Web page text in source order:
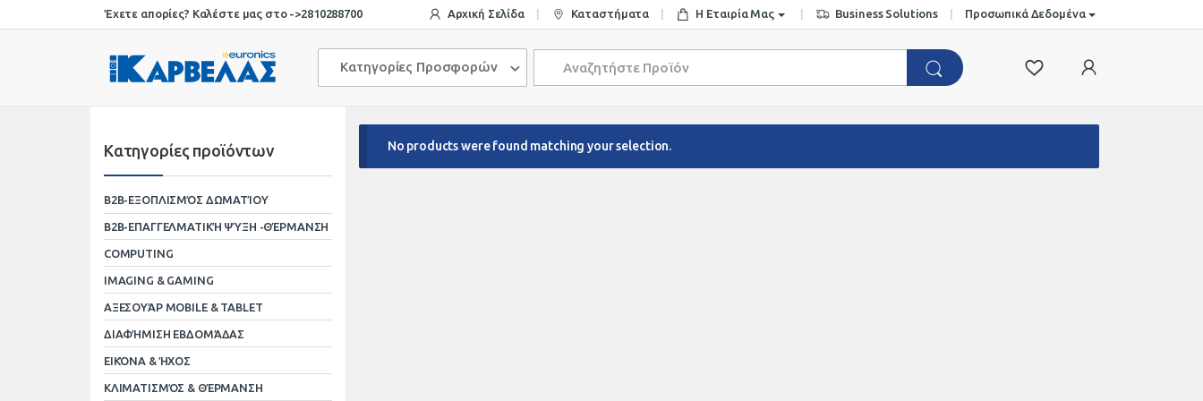
to
to
Έχετε απορίες? Καλέστε μας στο ->2810288700 Αρχική Σελίδα Καταστήματα Η Εταιρία Μας Business Solutions Προσωπικά Δεδομένα
Κατηγορίες Προσφορών
No products were found matching your selection.
Κατηγορίες προϊόντων
B2B-ΕΞΟΠΛΙΣΜΌΣ ΔΩΜΑΤΊΟΥ
B2B-ΕΠΑΓΓΕΛΜΑΤΙΚΉ ΨΎΞΗ -ΘΈΡΜΑΝΣΗ
COMPUTING
IMAGING & GAMING
ΑΞΕΣΟΥΆΡ MOBILE & TABLET
ΔΙΑΦΉΜΙΣΗ ΕΒΔΟΜΆΔΑΣ
ΕΙΚΌΝΑ & ΉΧΟΣ
ΚΛΙΜΑΤΙΣΜΌΣ & ΘΈΡΜΑΝΣΗ